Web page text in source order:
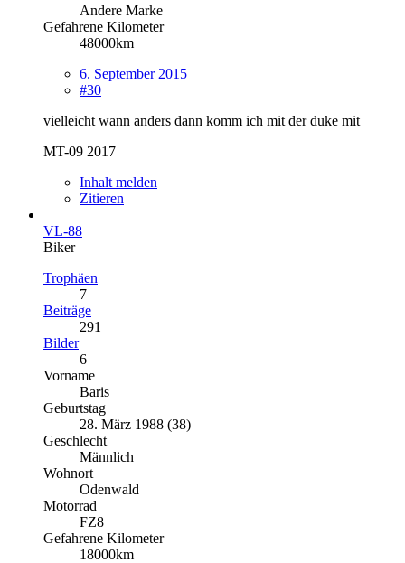
Andere Marke
Gefahrene Kilometer
48000km
6. September 2015
#30
vielleicht wann anders dann komm ich mit der duke mit
MT-09 2017
Inhalt melden
Zitieren
VL-88
Biker
Trophäen
7
Beiträge
291
Bilder
6
Vorname
Baris
Geburtstag
28. März 1988 (38)
Geschlecht
Männlich
Wohnort
Odenwald
Motorrad
FZ8
Gefahrene Kilometer
18000km